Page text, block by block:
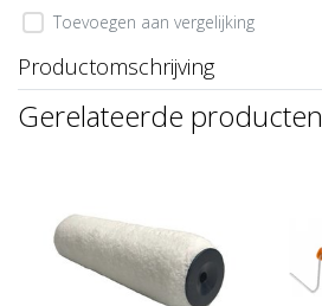
Toevoegen aan vergelijking
Productomschrijving
Gerelateerde producten